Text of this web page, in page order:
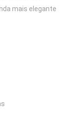
mais elegante